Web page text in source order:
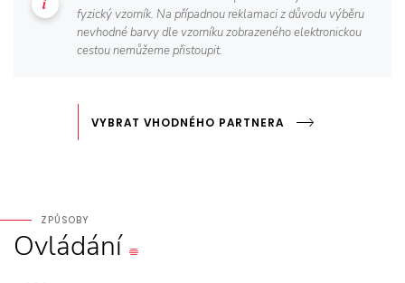
fyzický vzorník. Na případnou reklamaci z důvodu výběru
nevhodné barvy dle vzorníku zobrazeného elektronickou
cestou nemůžeme přistoupit.
VYBRAT VHODNÉHO PARTNERA
ZPŮSOBY
Ovládání